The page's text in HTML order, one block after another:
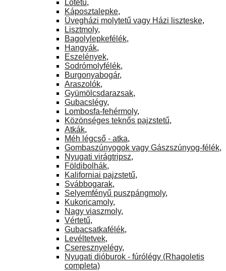
Lótetű,
Káposztalepke,
Üvegházi molytetű vagy Házi liszteske,
Lisztmoly,
Bagolylepkefélék,
Hangyák,
Eszelények,
Sodrómolyfélék,
Burgonyabogár,
Araszolók,
Gyümölcsdarazsak,
Gubacslégy,
Lombosfa-fehérmoly,
Közönséges teknős pajzstetű,
Atkák,
Méh légcső - atka,
Gombaszúnyogok vagy Gászszúnyog-félék,
Nyugati virágtripsz,
Földibolhák,
Kaliforniai pajzstetű,
Svábbogarak,
Selyemfényű puszpángmoly,
Kukoricamoly,
Nagy viaszmoly,
Vértetű,
Gubacsatkafélék,
Levéltetvek,
Cseresznyelégy,
Nyugati dióburok - fúrólégy (Rhagoletis
completa)